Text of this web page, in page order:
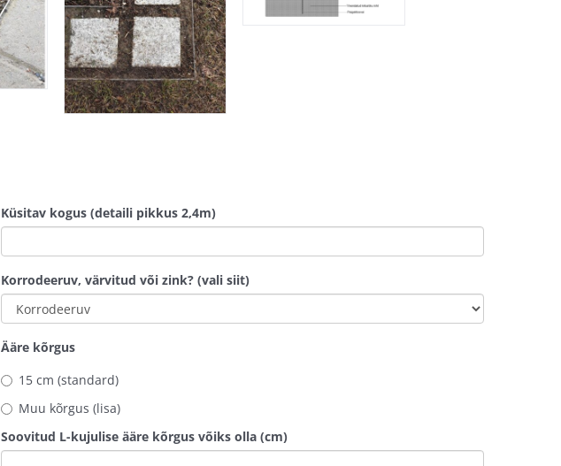
Küsitav kogus (detaili pikkus 2,4m)
Korrodeeruv, värvitud või zink? (vali siit)
Ääre kõrgus
15 cm (standard)
Muu kõrgus (lisa)
Soovitud L-kujulise ääre kõrgus võiks olla (cm)